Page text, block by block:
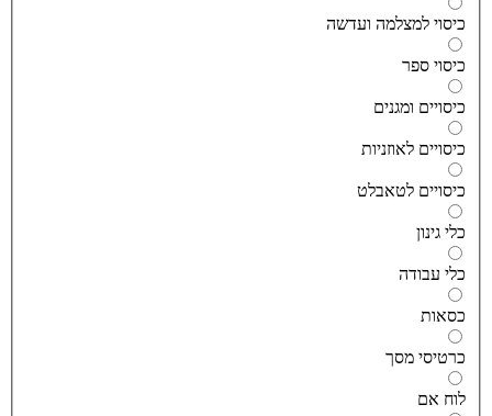
למצלמה ועדשה
ספר
ומגנים
לאוזניות
לטאבלט
גינון
עבודה
מסך
אם